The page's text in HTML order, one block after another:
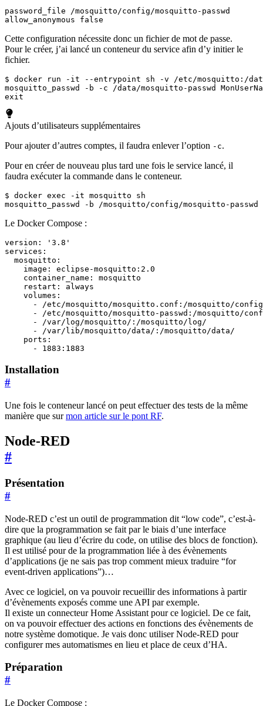
allow_anonymous false
Cette configuration nécessite donc un fichier de mot de passe.
Pour le créer, j’ai lancé un conteneur du service afin d’y initier le
fichier.
exit
Ajouts d’utilisateurs supplémentaires
Pour ajouter d’autres comptes, il faudra enlever l’option -c.
Pour en créer de nouveau plus tard une fois le service lancé, il
faudra exécuter la commande dans le conteneur.
$ docker exec
mosquitto_passwd -b /mosquitto/config/mosquitto-passwd
Le Docker Compose :
version :
'3.8'
services :
mosquitto :
image :
eclipse-mosquitto:2.0
container_name :
mosquitto
restart :
always
volumes :
-
/etc/mosquitto/mosquitto.conf:/mosquitto/
-
/etc/mosquitto/mosquitto-passwd:/mosquitto/
-
/var/log/mosquitto/:/mosquitto/log/
-
/var/lib/mosquitto/data/:/mosquitto/data/
ports :
- 1883 : 1883
Installation
#
Une fois le conteneur lancé on peut effectuer des tests de la même
manière que surmon article sur le pont RF.
Node-RED
#
Présentation
#
Node-RED c’est un outil de programmation dit “low code”, c’est-à-
dire que la programmation se fait par le biais d’une interface
graphique (au lieu d’écrire du code, on utilise des blocs de fonction).
Il est utilisé pour de la programmation liée à des évènements
d’applications (je ne sais pas trop comment mieux traduire “for
event-driven applications”)…
Avec ce logiciel, on va pouvoir recueillir des informations à partir
d’évènements exposés comme une API par exemple.
Il existe un connecteur Home Assistant pour ce logiciel. De ce fait,
on va pouvoir effectuer des actions en fonctions des évènements de
notre système domotique. Je vais donc utiliser Node-RED pour
configurer mes automatismes en lieu et place de ceux d’HA.
Préparation
#
Le Docker Compose :